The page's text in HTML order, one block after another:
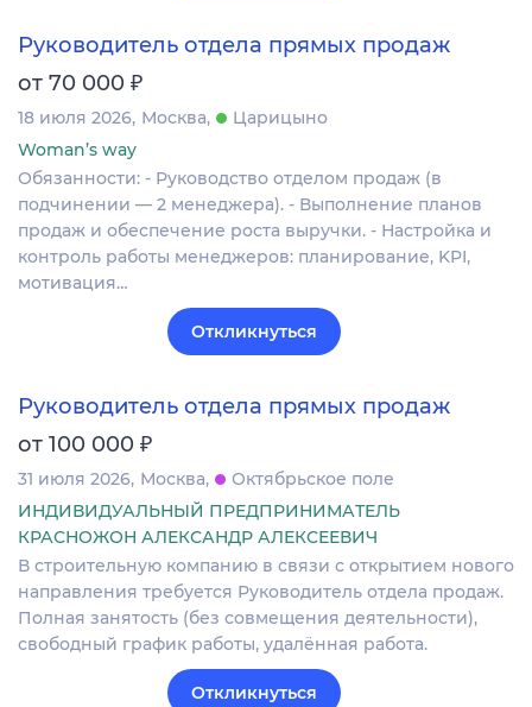
Руководитель отдела прямых продаж
от 70 000 ₽
18 июля 2026 Москва
Царицыно
Woman’s way
Обязанности: - Руководство отделом продаж (в
подчинении — 2 менеджера). - Выполнение планов
продаж и обеспечение роста выручки. - Настройка и
контроль работы менеджеров: планирование, KPI,
мотивация…
Откликнуться
Руководитель отдела прямых продаж
от 100 000 ₽
31 июля 2026 Москва
Октябрьское поле
ИНДИВИДУАЛЬНЫЙ ПРЕДПРИНИМАТЕЛЬ
КРАСНОЖОН АЛЕКСАНДР АЛЕКСЕЕВИЧ
В строительную компанию в связи с открытием нового
направления требуется Руководитель отдела продаж.
Полная занятость (без совмещения деятельности),
свободный график работы, удалённая работа.
Откликнуться